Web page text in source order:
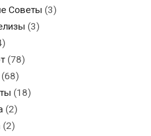
Советы (3)
(3)
(78)
(68)
(18)
(2)
(2)